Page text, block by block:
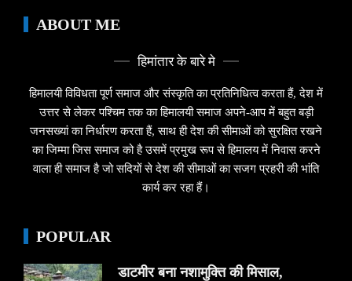
ABOUT ME
हिमांतार के बारे मे
हिमालयी विविधता पूर्ण समाज और संस्कृति का प्रतिनिधित्व करता हैं, देश में
उत्तर से लेकर पश्चिम तक का हिमालयी समाज अपने-आप में बहुत बड़ी
जनसख्यां का निर्धारण करता हैं, साथ ही देश की सीमाओं को सुरक्षित रखने
का जिम्मा जिस समाज को है उसमें प्रमुख रूप से हिमालय में निवास करने
वाला ही समाज है जो सदियों से देश की सीमाओं का सजग प्रहरी की भांति
कार्य कर रहा हैं।
POPULAR
डाटमीर बना नशामुक्ति की मिसाल,